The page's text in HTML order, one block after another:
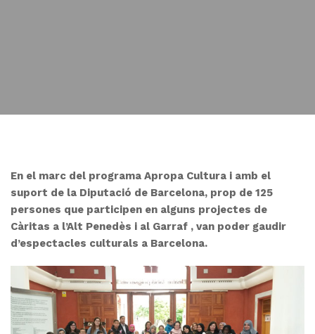
En el marc del programa Apropa Cultura i amb el
suport de la Diputació de Barcelona, prop de 125
persones que participen en alguns projectes de
Càritas a l’Alt Penedès i al Garraf , van poder gaudir
d’espectacles culturals a Barcelona.